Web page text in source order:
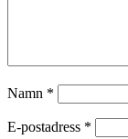
Namn *
E-postadress *